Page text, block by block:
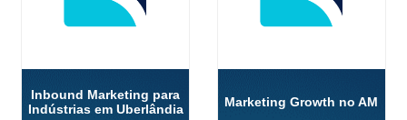
Inbound Marketing para
Indústrias em Uberlândia
Marketing Growth no AM